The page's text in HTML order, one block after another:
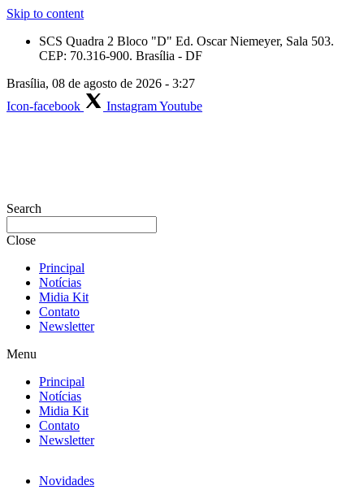
Skip to content
SCS Quadra 2 Bloco "D" Ed. Oscar Niemeyer, Sala 503.
CEP: 70.316-900. Brasília - DF
Brasília, 08 de agosto de 2026 - 3:27
Icon-facebook
InstagramYoutube
Search
Close
Principal
Notícias
Midia Kit
Contato
Newsletter
Menu
Principal
Notícias
Midia Kit
Contato
Newsletter
Novidades